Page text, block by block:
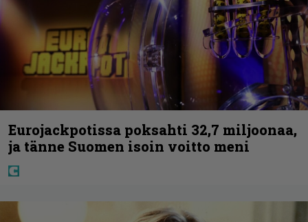
Eurojackpotissa poksahti 32,7 miljoonaa,
ja tänne Suomen isoin voitto meni